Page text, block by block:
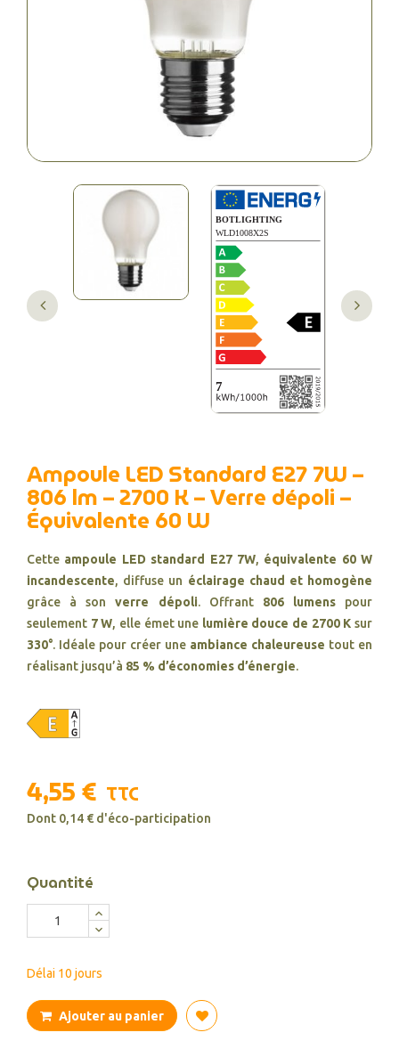
Ampoule LED Standard E27 7W –
806 lm – 2700 K – Verre dépoli –
Équivalente 60 W
Cette ampoule LED standard E27 7W, équivalente 60 W
incandescente, diffuse un éclairage chaud et homogène
grâce à sonverre dépoli. Offrant 806 lumenspour
seulement 7 W, elle émet une lumière douce de 2700 K sur
330°. Idéale pour créer une ambiance chaleureuse tout en
réalisant jusqu’à 85 % d’économies d’énergie.
4,55 € TTC
Dont 0,14 € d'éco-participation
Quantité
Délai 10 jours
Ajouter au panier